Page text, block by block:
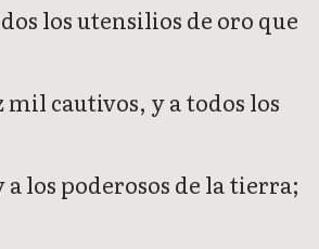
los utensilios de oro que
cautivos, y a todos los
los poderosos de la tierra;